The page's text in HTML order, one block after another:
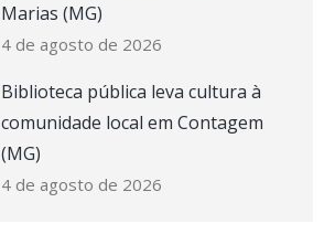
Marias (MG)
4 de agosto de 2026
Biblioteca pública leva cultura à
comunidade local em Contagem
(MG)
4 de agosto de 2026